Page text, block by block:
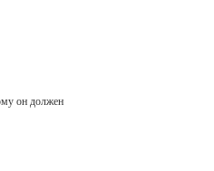
он должен